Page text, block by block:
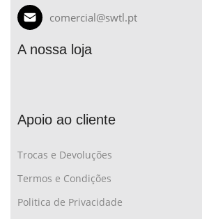
comercial@swtl.pt
A nossa loja
Apoio ao cliente
Trocas e Devoluções
Termos e Condições
Politica de Privacidade